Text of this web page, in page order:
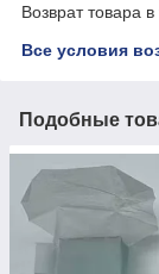
Возврат товара
Все условия
Подобные